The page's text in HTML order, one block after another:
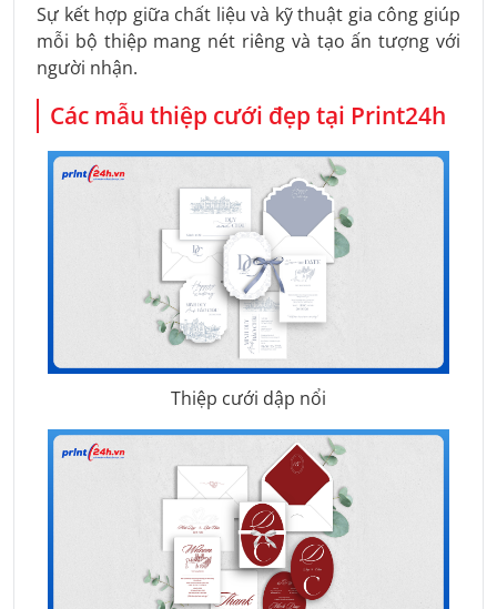
Sự kết hợp giữa chất liệu và kỹ thuật gia công giúp
mỗi bộ thiệp mang nét riêng và tạo ấn tượng với
người nhận.
Các mẫu thiệp cưới đẹp tại Print24h
Thiệp cưới dập nổi